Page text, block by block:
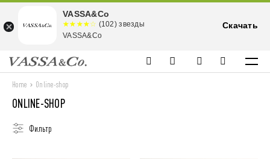
Home Online-shop
ONLINE-SHOP
Фильтр
VASSA&Co
☆☆☆☆☆
★★★★
★
(102) звезды
VASSA&Co
Скачать